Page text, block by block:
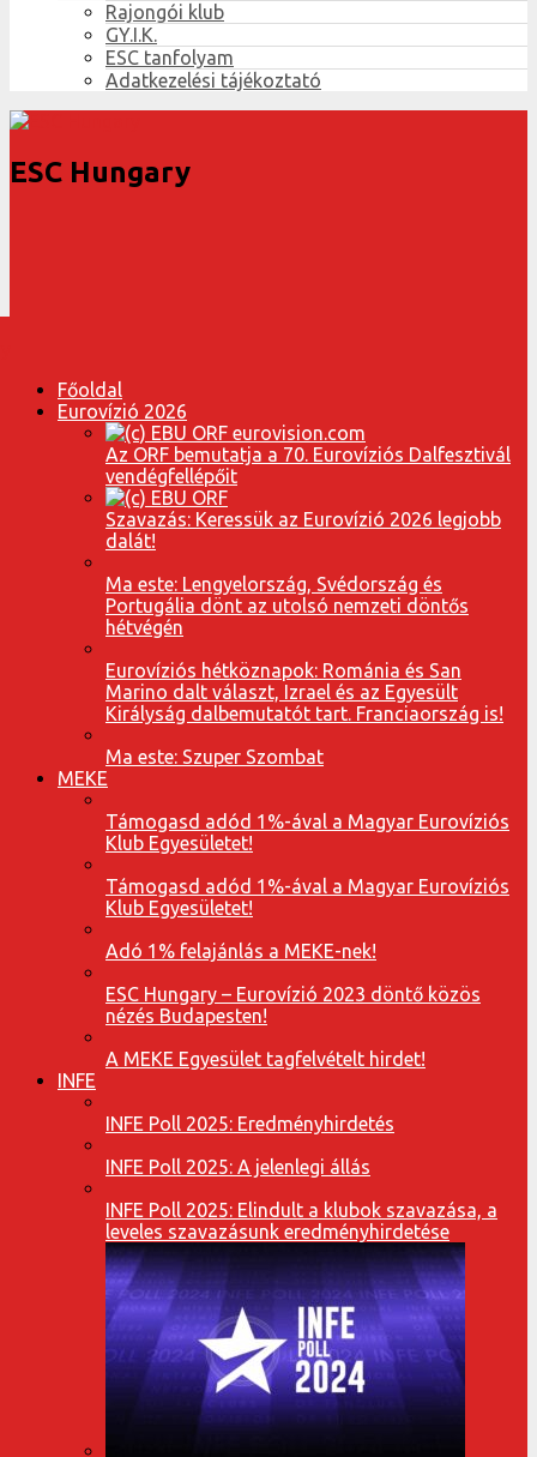
Rajongói klub
GY.I.K.
ESC tanfolyam
Adatkezelési tájékoztató
ESC Hungary
Főoldal
Eurovízió 2026
Az ORF bemutatja a 70. Eurovíziós Dalfesztivál
vendégfellépőit
Szavazás: Keressük az Eurovízió 2026 legjobb
dalát!
Ma este: Lengyelország, Svédország és
Portugália dönt az utolsó nemzeti döntős
hétvégén
Eurovíziós hétköznapok: Románia és San
Marino dalt választ, Izrael és az Egyesült
Királyság dalbemutatót tart. Franciaország is!
Ma este: Szuper Szombat
MEKE
Támogasd adód 1%-ával a Magyar Eurovíziós
Klub Egyesületet!
Támogasd adód 1%-ával a Magyar Eurovíziós
Klub Egyesületet!
Adó 1% felajánlás a MEKE-nek!
ESC Hungary – Eurovízió 2023 döntő közös
nézés Budapesten!
A MEKE Egyesület tagfelvételt hirdet!
INFE
INFE Poll 2025: Eredményhirdetés
INFE Poll 2025: A jelenlegi állás
INFE Poll 2025: Elindult a klubok szavazása, a
leveles szavazásunk eredményhirdetése